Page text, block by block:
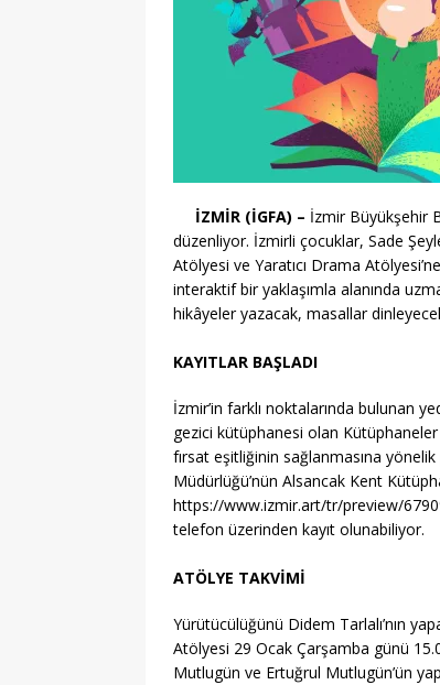
İZMİR (İGFA) – İzmir Büyükşehir
düzenliyor. İzmirli çocuklar, Sade
Atölyesi ve Yaratıcı Drama
interaktif bir yaklaşımla alanında
hikâyeler yazacak, masallar
KAYITLAR BAŞLADI
İzmir’in farklı noktalarında bulunan
gezici kütüphanesi olan
fırsat eşitliğinin sağlanmasına
Müdürlüğü’nün Alsancak Kent
https://www.izmir.art/tr/preview/
telefon üzerinden kayıt olunabiliyor.
ATÖLYE TAKVİMİ
Yürütücülüğünü Didem Tarlalı’nın
Atölyesi 29 Ocak Çarşamba günü
Mutlugün ve Ertuğrul Mutlugün’ün